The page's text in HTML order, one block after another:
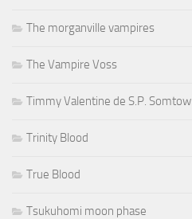
The morganville vampires
The Vampire Voss
Timmy Valentine de S.P. Somtow
Trinity Blood
True Blood
Tsukuhomi moon phase